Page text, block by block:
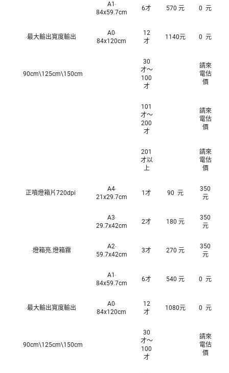
A1‧
84x59.7cm
6才 570 元 0 元
‧最大輸出寬度輸出
A0‧
84x120cm
12
才
1140元 0 元
90cm\125cm\150cm
30
才～
100
才
請來
電估
價
101
才～
200
才
請來
電估
價
201
才以
上
請來
電估
價
正噴燈箱片720dpi
A4‧
21x29.7cm
1才 90 元
350
元
A3‧
29.7x42cm
2才 180 元
350
元
‧燈箱亮.燈箱霧
A2‧
59.7x42cm
3才 270 元
350
元
A1‧
84x59.7cm
6才 540 元 0 元
‧最大輸出寬度輸出
A0‧
84x120cm
12
才
1080元 0 元
90cm\125cm\150cm
30
才～
100
才
請來
電估
價